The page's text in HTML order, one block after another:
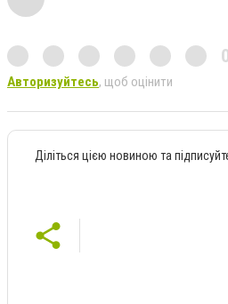
Авторизуйтесь, щоб оцінити
Діліться цією новиною та